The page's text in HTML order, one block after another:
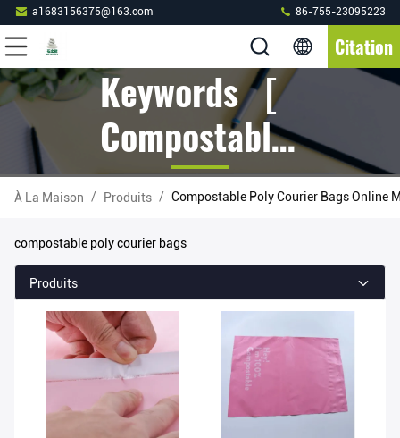
a1683156375@163.com 86-755-23095223
Citation
Keywords [
Compostable
Poly Courier
Bags ] Match
21 Produits
À La Maison / Produits / Compostable Poly Courier Bags Online
compostable poly courier bags
Produits